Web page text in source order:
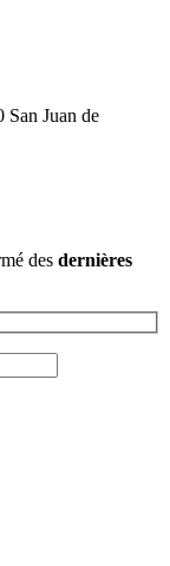
San Juan de
des dernières